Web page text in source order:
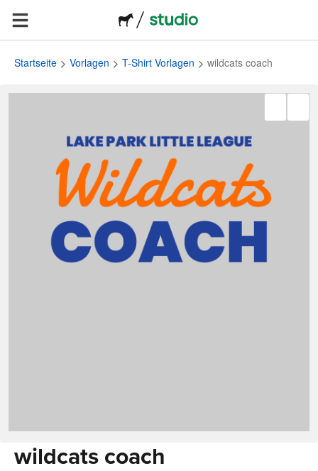
Startseite Vorlagen T-Shirt Vorlagen wildcats coach
wildcats coach